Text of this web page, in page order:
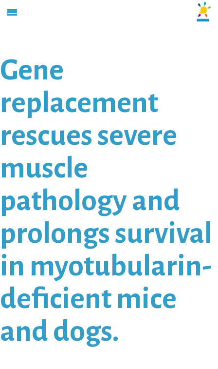
Gene
replacement
rescues severe
muscle
pathology and
prolongs survival
in myotubularin-
deficient mice
and dogs.